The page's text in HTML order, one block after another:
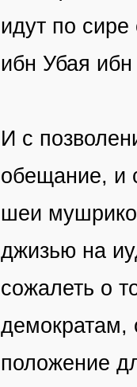
идут по
ибн Убая
И с
обещание, и
шеи
джизью на
сожалеть о
демократам,
положение